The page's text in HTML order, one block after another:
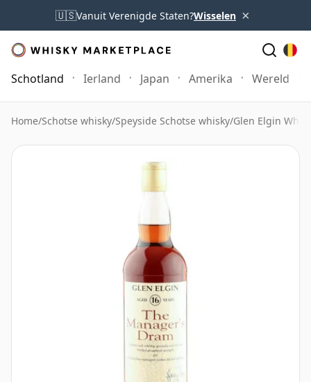
🇺🇸Vanuit Verenigde Staten?Wisselen ×
Schotland Ierland Japan Amerika Wereld
Home/Schotse whisky/Speyside Schotse whisky/Glen Elgin